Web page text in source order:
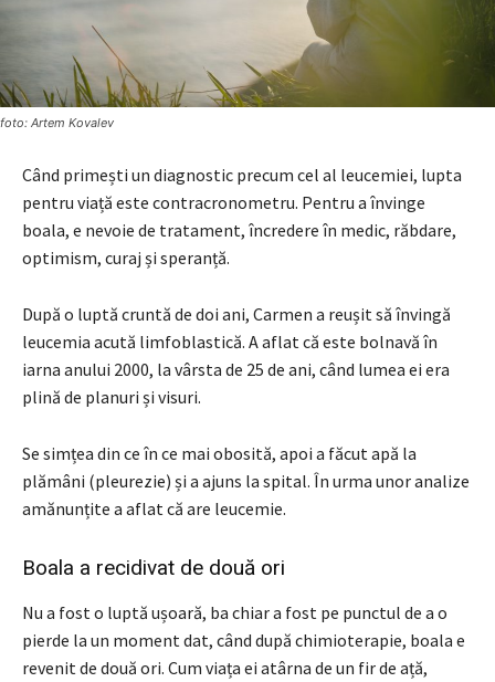
foto: Artem Kovalev
Când primești un diagnostic precum cel al leucemiei, lupta
pentru viață este contracronometru. Pentru a învinge
boala, e nevoie de tratament, încredere în medic, răbdare,
optimism, curaj și speranță.
După o luptă cruntă de doi ani, Carmen a reușit să învingă
leucemia acută limfoblastică. A aflat că este bolnavă în
iarna anului 2000, la vârsta de 25 de ani, când lumea ei era
plină de planuri și visuri.
Se simțea din ce în ce mai obosită, apoi a făcut apă la
plămâni (pleurezie) și a ajuns la spital. În urma unor analize
amănunțite a aflat că are leucemie.
Boala a recidivat de două ori
Nu a fost o luptă ușoară, ba chiar a fost pe punctul de a o
pierde la un moment dat, când după chimioterapie, boala e
revenit de două ori. Cum viața ei atârna de un fir de ață,